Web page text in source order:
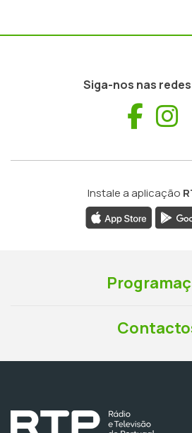
Siga-nos nas
Instale a aplicação